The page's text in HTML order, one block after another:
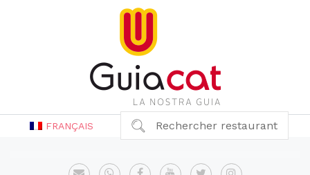
FRANÇAIS Rechercher restaurant